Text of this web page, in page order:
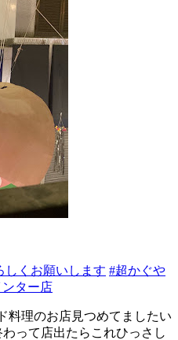
しくお願いします #超かぐや
ター店
料理のお店見つめてましたい
って店出たらこれひっさし